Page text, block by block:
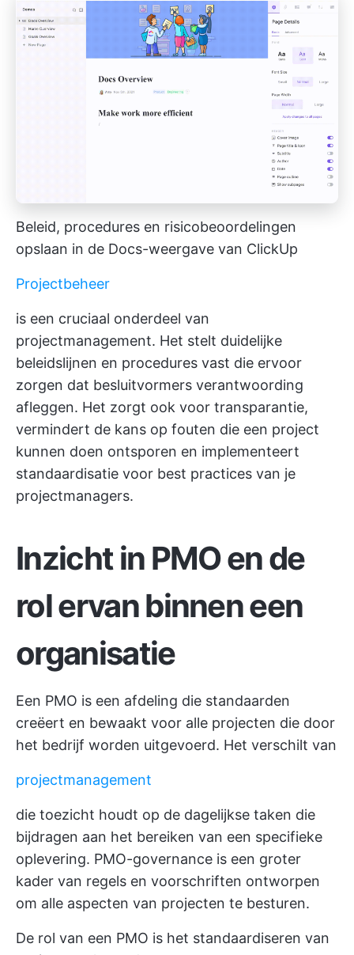
Beleid, procedures en risicobeoordelingen
opslaan in de Docs-weergave van ClickUp
Projectbeheer
is een cruciaal onderdeel van
projectmanagement. Het stelt duidelijke
beleidslijnen en procedures vast die ervoor
zorgen dat besluitvormers verantwoording
afleggen. Het zorgt ook voor transparantie,
vermindert de kans op fouten die een project
kunnen doen ontsporen en implementeert
standaardisatie voor best practices van je
projectmanagers.
Inzicht in PMOen de
rol ervan binnen een
organisatie
Een PMO is een afdeling die standaarden
creëert en bewaakt voor alle projecten die door
het bedrijf worden uitgevoerd. Het verschilt van
projectmanagement
die toezicht houdt op de dagelijkse taken die
bijdragen aan het bereiken van een specifieke
oplevering. PMO-governance is een groter
kader van regels en voorschriften ontworpen
om alle aspecten van projecten te besturen.
De rol van een PMO is het standaardiseren van